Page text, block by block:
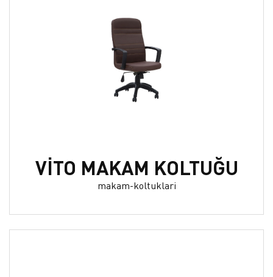
VİTO MAKAM KOLTUĞU
makam-koltuklari